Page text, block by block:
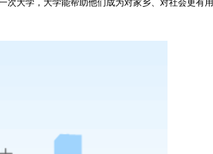
次大学，大学能帮助他们成为对家乡、对社会更有用